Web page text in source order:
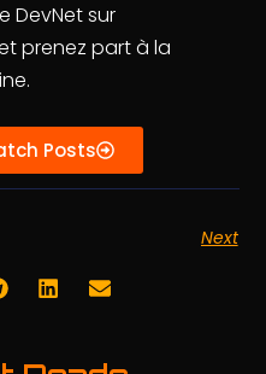
DevNet sur
prenez part à la
Posts
Next